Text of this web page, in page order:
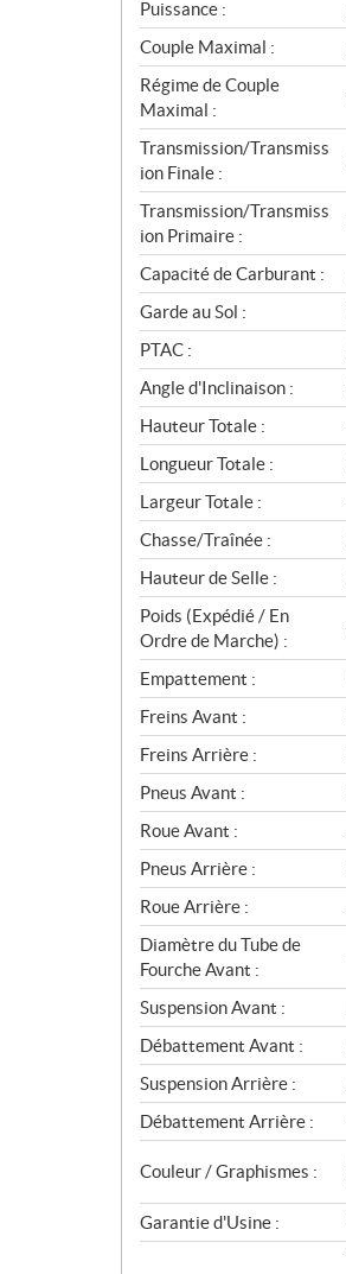
Puissance :
Couple Maximal :
Régime de Couple
Maximal :
Transmission/Transmiss
ion Finale :
Transmission/Transmiss
ion Primaire :
Capacité de Carburant :
Garde au Sol :
PTAC :
Angle d'Inclinaison :
Hauteur Totale :
Longueur Totale :
Largeur Totale :
Chasse/Traînée :
Hauteur de Selle :
Poids (Expédié / En
Ordre de Marche) :
Empattement :
Freins Avant :
Freins Arrière :
Pneus Avant :
Roue Avant :
Pneus Arrière :
Roue Arrière :
Diamètre du Tube de
Fourche Avant :
Suspension Avant :
Débattement Avant :
Suspension Arrière :
Débattement Arrière :
Couleur / Graphismes :
Garantie d'Usine :